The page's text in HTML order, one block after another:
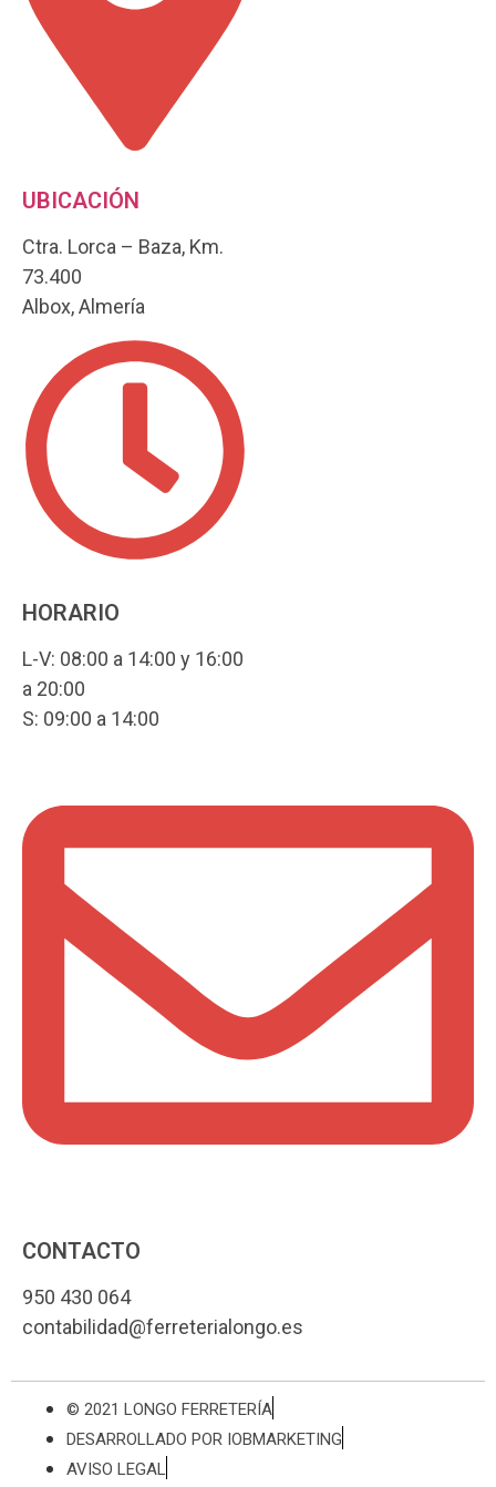
UBICACIÓN
Ctra. Lorca – Baza, Km.
73.400
Albox, Almería
HORARIO
L-V: 08:00 a 14:00 y 16:00
a 20:00
S: 09:00 a 14:00
CONTACTO
950 430 064
contabilidad@ferreterialongo.es
© 2021 LONGO FERRETERÍA
DESARROLLADO POR IOBMARKETING
AVISO LEGAL